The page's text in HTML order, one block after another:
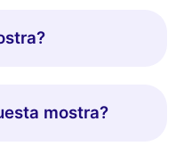
mostra?